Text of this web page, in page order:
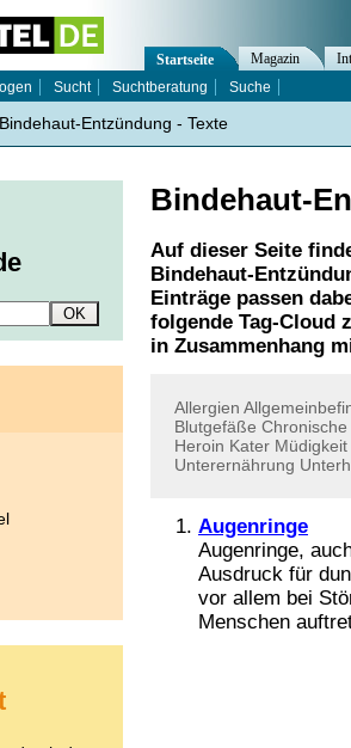
Bindehaut-
Auf dieser Seite
Bindehaut-
Einträge passen
folgende Tag-Cloud
in Zusammenhang
Allergien
Blutgefäße Chronische
Heroin Kater Müdigkeit
Unterernährung
Augenringe
Augenringe,
Ausdruck für
vor allem bei
Menschen
Startseite Magazin
Sucht Suchtberatung Suche
Bindehaut-Entzündung - Texte